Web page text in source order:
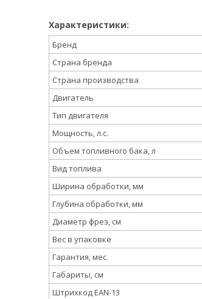
Характеристики:
Бренд
Страна бренда
Страна производства
Двигатель
Тип двигателя
Мощность, л.с.
Объем топливного бака, л
Вид топлива
Ширина обработки, мм
Глубина обработки, мм
Диаметр фрез, см
Вес в упаковке
Гарантия, мес.
Габариты, см
Штрихкод EAN-13